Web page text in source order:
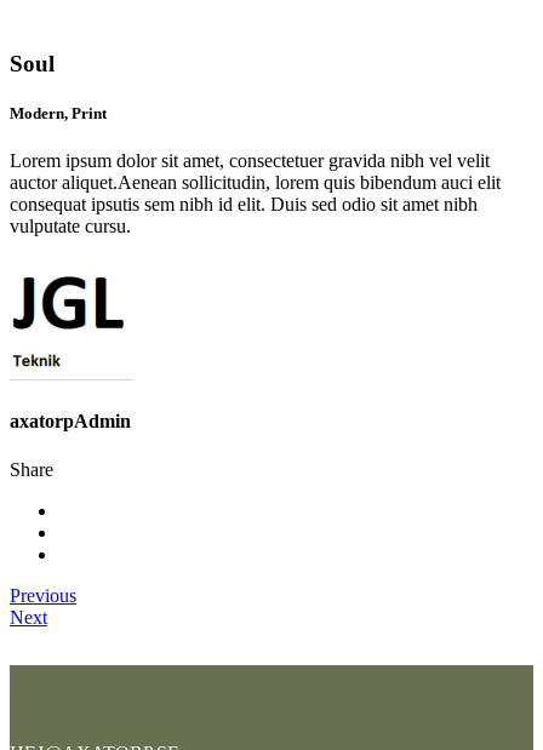
Soul
Modern, Print
Lorem ipsum dolor sit amet, consectetuer gravida nibh vel velit
auctor aliquet.Aenean sollicitudin, lorem quis bibendum auci elit
consequat ipsutis sem nibh id elit. Duis sed odio sit amet nibh
vulputate cursu.
axatorpAdmin
Share
Previous
Next